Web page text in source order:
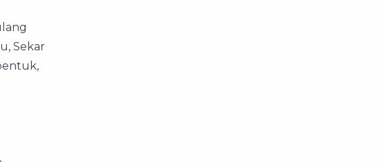
Sekar